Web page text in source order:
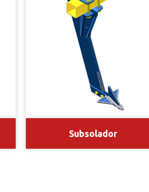
Subsolador